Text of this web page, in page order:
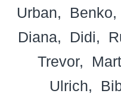
Urban
Benko
Diana
Didi
Trevor
Ulrich